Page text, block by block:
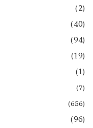
(2)
(40)
(94)
(19)
(1)
(7)
(656)
(96)